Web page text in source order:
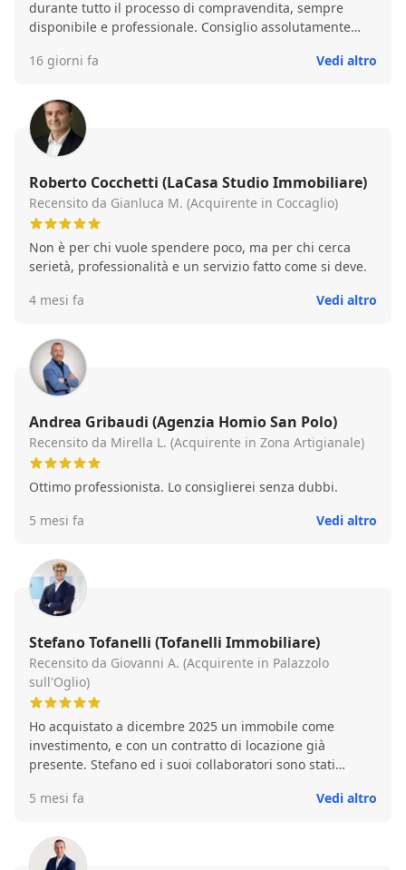
durante tutto il processo di compravendita, sempre
disponibile e professionale. Consiglio assolutamente
16 giorni fa
Vedi altro
Roberto Cocchetti (LaCasa Studio Immobiliare)
Recensito da Gianluca M. (Acquirente in Coccaglio)
Non è per chi vuole spendere poco, ma per chi cerca
serietà, professionalità e un servizio fatto come si deve.
4 mesi fa
Vedi altro
Andrea Gribaudi (Agenzia Homio San Polo)
Recensito da Mirella L. (Acquirente in Zona Artigianale)
Ottimo professionista. Lo consiglierei senza dubbi.
5 mesi fa
Vedi altro
Stefano Tofanelli (Tofanelli Immobiliare)
Recensito da Giovanni A. (Acquirente in Palazzolo
sull'Oglio)
Ho acquistato a dicembre 2025 un immobile come
investimento, e con un contratto di locazione già
presente. Stefano ed i suoi collaboratori sono stati
rendendo la pratica di acquisto veloce e sempre chiara.
competenti e tempestivi. Staff giovane con tanta voglia
di soddisfare al meglio i propri clienti. Consigliatissimo!
5 mesi fa Vedi altro